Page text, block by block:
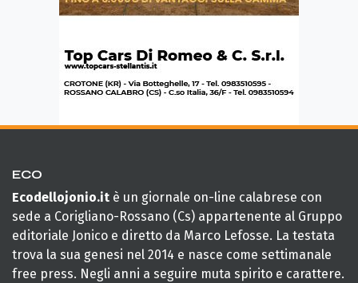
ECO
Ecodellojonio.it è un giornale on-line calabrese con
sede a Corigliano-Rossano (Cs) appartenente al Gruppo
editoriale Jonico e diretto da Marco Lefosse. La testata
trova la sua genesi nel 2014 e nasce come settimanale
free press. Negli anni a seguire muta spirito e carattere.